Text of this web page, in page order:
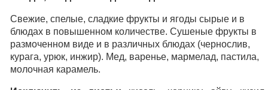
Свежие, спелые, сладкие фрукты и ягоды сырые и в
блюдах в повышенном количестве. Сушеные фрукты в
размоченном виде и в различных блюдах (чернослив,
курага, урюк, инжир). Мед, варенье, мармелад, пастила,
молочная карамель.